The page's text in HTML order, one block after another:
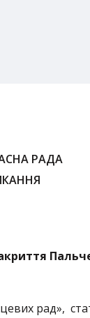
РАДА
рад»,